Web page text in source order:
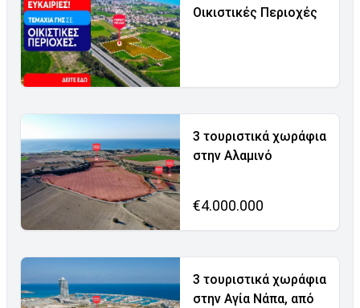
Οικιστικές Περιοχές
3 τουριστικά χωράφια
στην Αλαμινό
€4.000.000
3 τουριστικά χωράφια
στην Αγία Νάπα, από